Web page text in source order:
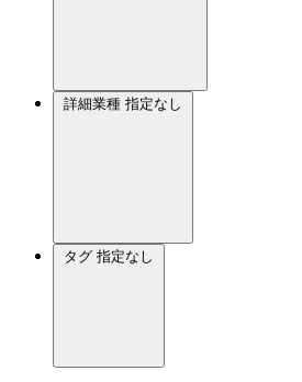
詳細業種 指定なし
タグ 指定なし